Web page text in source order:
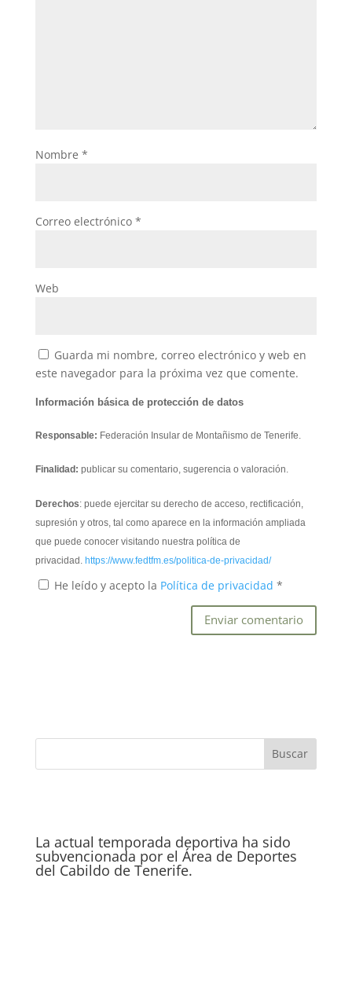
Nombre *
Correo electrónico *
Web
Guarda mi nombre, correo electrónico y web en
este navegador para la próxima vez que comente.
Información básica de protección de datos
Responsable: Federación Insular de Montañismo de Tenerife.
Finalidad: publicar su comentario, sugerencia o valoración.
Derechos: puede ejercitar su derecho de acceso, rectificación,
supresión y otros, tal como aparece en la información ampliada
que puede conocer visitando nuestra política de
privacidad. https://www.fedtfm.es/politica-de-privacidad/
He leído y acepto la Política de privacidad *
La actual temporada deportiva ha sido
subvencionada por el Área de Deportes
del Cabildo de Tenerife.